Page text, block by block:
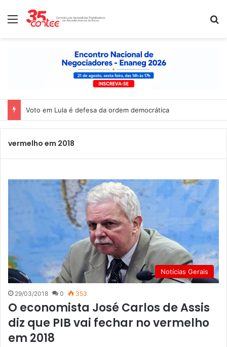
Menu
Voto em Lula é defesa da ordem democrática
vermelho em 2018
Notícias Gerais
29/03/2018 0 353
O economista José Carlos de Assis
diz que PIB vai fechar no vermelho
em 2018